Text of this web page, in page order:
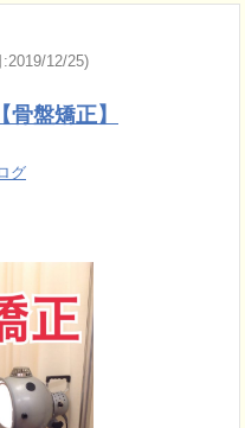
12/25)
盤矯正】
グ